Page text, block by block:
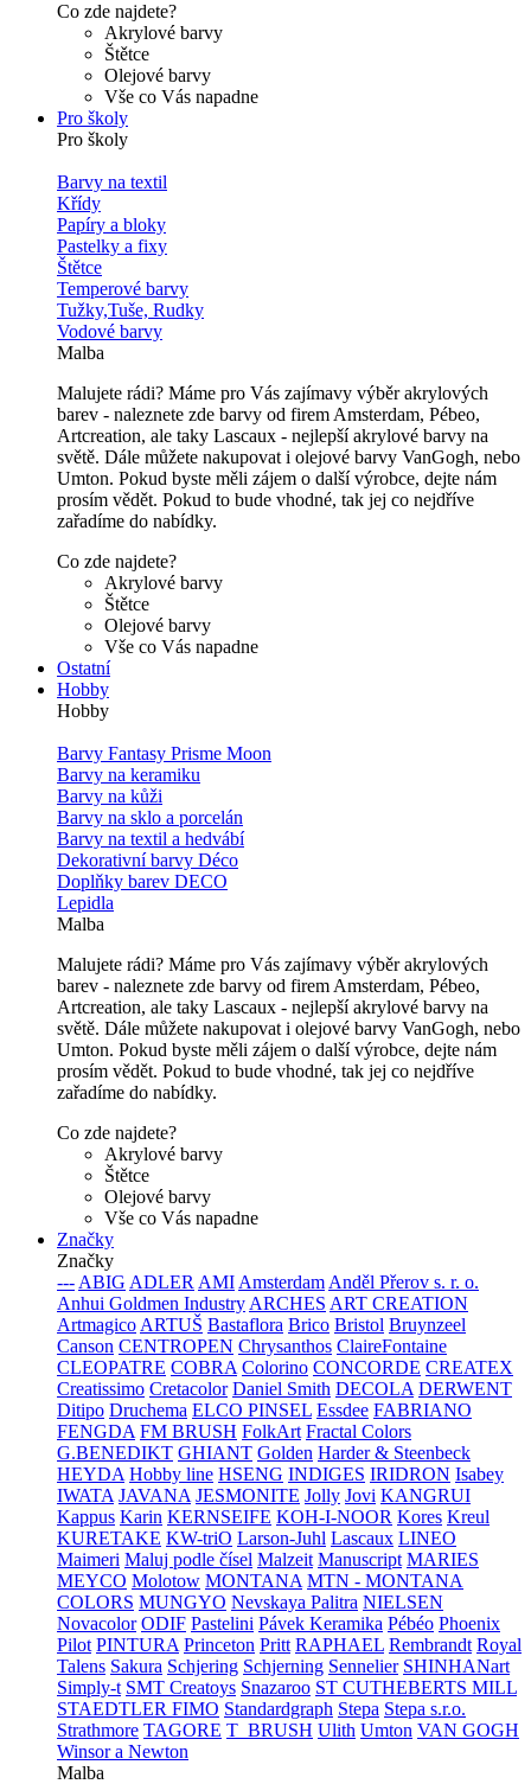
Co zde najdete?
Akrylové barvy
Štětce
Olejové barvy
Vše co Vás napadne
Pro školy
Pro školy
Barvy na textil
Křídy
Papíry a bloky
Pastelky a fixy
Štětce
Temperové barvy
Tužky,Tuše, Rudky
Vodové barvy
Malba
Malujete rádi? Máme pro Vás zajímavy výběr akrylových
barev - naleznete zde barvy od firem Amsterdam, Pébeo,
Artcreation, ale taky Lascaux - nejlepší akrylové barvy na
světě. Dále můžete nakupovat i olejové barvy VanGogh, nebo
Umton. Pokud byste měli zájem o další výrobce, dejte nám
prosím vědět. Pokud to bude vhodné, tak jej co nejdříve
zařadíme do nabídky.
Co zde najdete?
Akrylové barvy
Štětce
Olejové barvy
Vše co Vás napadne
Ostatní
Hobby
Hobby
Barvy Fantasy Prisme Moon
Barvy na keramiku
Barvy na kůži
Barvy na sklo a porcelán
Barvy na textil a hedvábí
Dekorativní barvy Déco
Doplňky barev DECO
Lepidla
Malba
Malujete rádi? Máme pro Vás zajímavy výběr akrylových
barev - naleznete zde barvy od firem Amsterdam, Pébeo,
Artcreation, ale taky Lascaux - nejlepší akrylové barvy na
světě. Dále můžete nakupovat i olejové barvy VanGogh, nebo
Umton. Pokud byste měli zájem o další výrobce, dejte nám
prosím vědět. Pokud to bude vhodné, tak jej co nejdříve
zařadíme do nabídky.
Co zde najdete?
Akrylové barvy
Štětce
Olejové barvy
Vše co Vás napadne
Značky
Značky
--- ABIG ADLER AMI Amsterdam Anděl Přerov s. r. o.
Anhui Goldmen Industry ARCHES ART CREATION
Artmagico ARTUŠ Bastaflora Brico Bristol Bruynzeel
Canson CENTROPEN Chrysanthos ClaireFontaine
CLEOPATRE COBRA Colorino CONCORDE CREATEX
Creatissimo Cretacolor Daniel Smith DECOLA DERWENT
Ditipo Druchema ELCO PINSEL Essdee FABRIANO
FENGDA FM BRUSH FolkArt Fractal Colors
G.BENEDIKT GHIANT Golden Harder & Steenbeck
HEYDA Hobby line HSENG INDIGES IRIDRON Isabey
IWATA JAVANA JESMONITE Jolly Jovi KANGRUI
Kappus Karin KERNSEIFE KOH-I-NOOR Kores Kreul
KURETAKE KW-triO Larson-Juhl Lascaux LINEO
Maimeri Maluj podle čísel Malzeit Manuscript MARIES
MEYCO Molotow MONTANA MTN - MONTANA
COLORS MUNGYO Nevskaya Palitra NIELSEN
Novacolor ODIF Pastelini Pávek Keramika Pébéo Phoenix
Pilot PINTURA Princeton Pritt RAPHAEL Rembrandt Royal
Talens Sakura Schjering Schjerning Sennelier SHINHANart
Simply-t SMT Creatoys Snazaroo ST CUTHEBERTS MILL
STAEDTLER FIMO Standardgraph Stepa Stepa s.r.o.
Strathmore TAGORE T_BRUSH Ulith Umton VAN GOGH
Winsor a Newton
Malba